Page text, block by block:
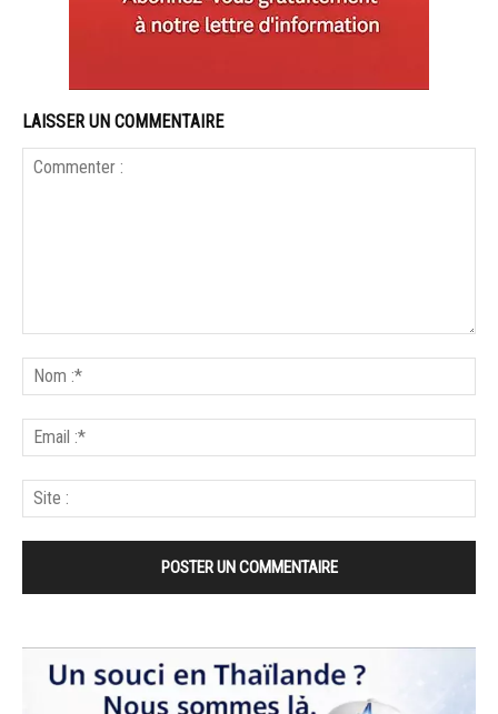
LAISSER UN COMMENTAIRE